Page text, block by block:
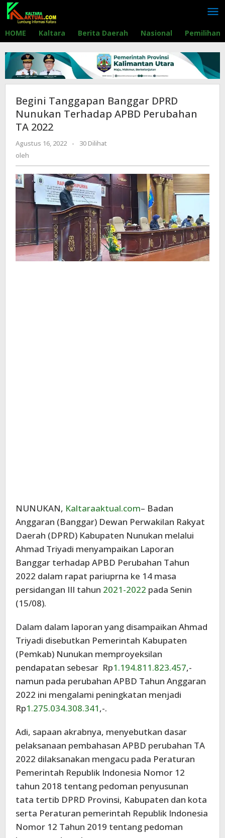
Lewati
konten
HOME Kaltara Berita Daerah Nasional Pemilihan
Begini Tanggapan Banggar DPRD
Nunukan Terhadap APBD Perubahan
TA 2022
Agustus 16, 2022 oleh
-
30 Dilihat
oleh
NUNUKAN, Kaltaraaktual.com– Badan
Anggaran (Banggar) Dewan Perwakilan Rakyat
Daerah (DPRD) Kabupaten Nunukan melalui
Ahmad Triyadi menyampaikan Laporan
Banggar terhadap APBD Perubahan Tahun
2022 dalam rapat pariuprna ke 14 masa
persidangan III tahun 2021-2022 pada Senin
(15/08).
Dalam dalam laporan yang disampaikan Ahmad
Triyadi disebutkan Pemerintah Kabupaten
(Pemkab) Nunukan memproyeksilan
pendapatan sebesar Rp1.194.811.823.457,-
namun pada perubahan APBD Tahun Anggaran
2022 ini mengalami peningkatan menjadi
Rp1.275.034.308.341,-.
Adi, sapaan akrabnya, menyebutkan dasar
pelaksanaan pembahasan APBD perubahan TA
2022 dilaksanakan mengacu pada Peraturan
Pemerintah Republik Indonesia Nomor 12
tahun 2018 tentang pedoman penyusunan
tata tertib DPRD Provinsi, Kabupaten dan kota
serta Peraturan pemerintah Republik Indonesia
Nomor 12 Tahun 2019 tentang pedoman